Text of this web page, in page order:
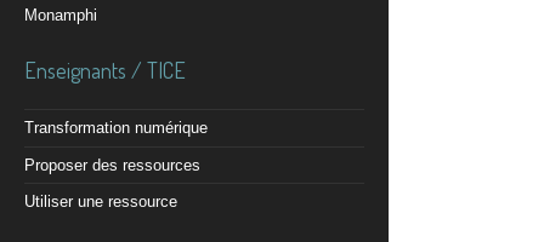
Monamphi
Enseignants / TICE
Transformation numérique
Proposer des ressources
Utiliser une ressource